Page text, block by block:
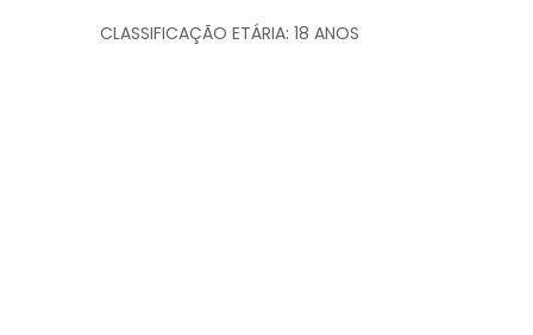
CLASSIFICAÇÃO ETÁRIA: 18 ANOS